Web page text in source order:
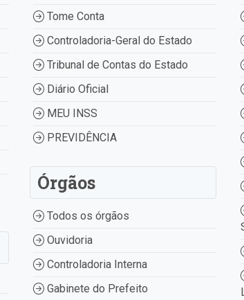
Tome Conta
Controladoria-Geral do Estado
Tribunal de Contas do Estado
Diário Oficial
MEU INSS
PREVIDÊNCIA
Órgãos
Todos os órgãos
Ouvidoria
Controladoria Interna
Gabinete do Prefeito